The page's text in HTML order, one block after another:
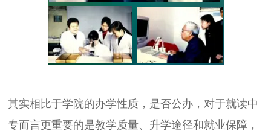
其实相比于学院的办学性质，是否公办，对于就读中
专而言更重要的是教学质量、升学途径和就业保障，